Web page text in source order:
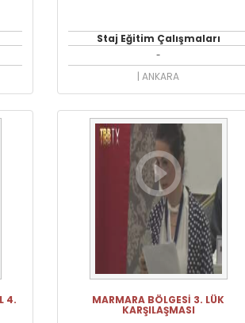
Staj Eğitim Çalışmaları
-
| ANKARA
4. MARMARA BÖLGESİ 3. LÜK
KARŞILAŞMASI